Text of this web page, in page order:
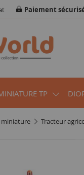
Paiement
TP
miniature tracteur